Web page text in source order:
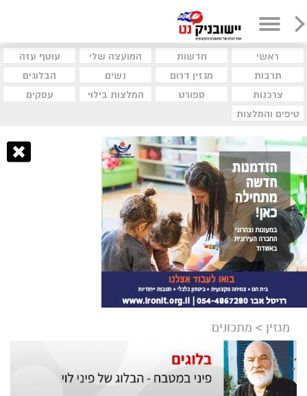
ראשי חדשות המועצה שלי
עוטף עזה
תרבות
מגזין דרום נשים
הבלוגים
צרכנות
ספורט המלצות בילוי
עסקים
טיפים והמלצות
מגזין > מתכונים